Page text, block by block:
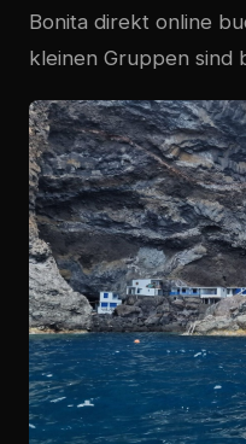
Bonita direkt online
kleinen Gruppen sind